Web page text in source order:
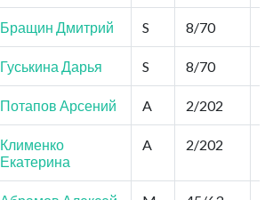
Бращин Дмитрий S 8/70
Гуськина Дарья S 8/70
Потапов Арсений A 2/202
Клименко
Екатерина
A 2/202